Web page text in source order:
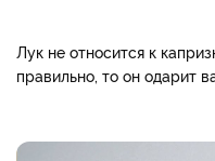
Лук не относится к
правильно, то он одарит